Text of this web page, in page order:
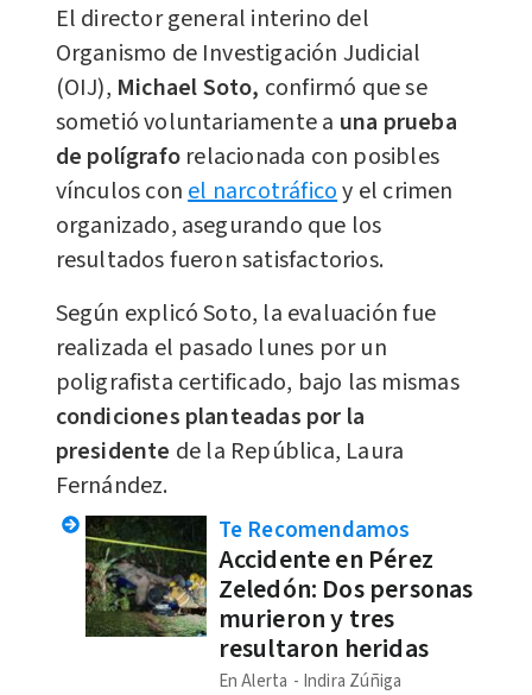
El director general interino del
Organismo de Investigación Judicial
(OIJ), Michael Soto, confirmó que se
sometió voluntariamente a una prueba
de polígraforelacionada con posibles
vínculos con el narcotráficoy el crimen
organizado, asegurando que los
resultados fueron satisfactorios.
Según explicó Soto, la evaluación fue
realizada el pasado lunes por un
poligrafista certificado, bajo las mismas
condiciones planteadas por la
presidente de la República, Laura
Fernández.
Te Recomendamos
Accidente en Pérez
Zeledón: Dos personas
murieron y tres
resultaron heridas
En Alerta Indira Zúñiga